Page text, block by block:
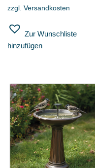
zzgl. Versandkosten
Zur Wunschliste
hinzufügen